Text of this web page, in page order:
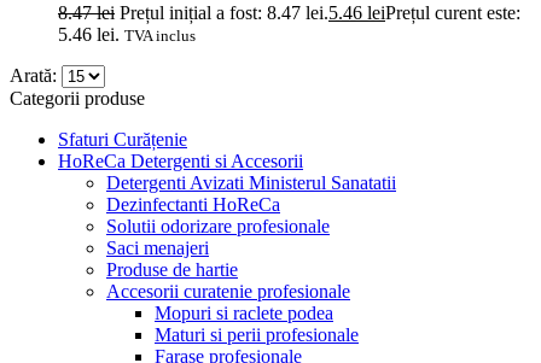
8.47lei Prețul inițial a fost: 8.47 lei.5.46 leiPrețul curent este:
5.46 lei. TVA inclus
Arată:
Categorii produse
Sfaturi Curățenie
HoReCa Detergenti si Accesorii
Detergenti Avizati Ministerul Sanatatii
Dezinfectanti HoReCa
Solutii odorizare profesionale
Saci menajeri
Produse de hartie
Accesorii curatenie profesionale
Mopuri si raclete podea
Maturi si perii profesionale
Farase profesionale